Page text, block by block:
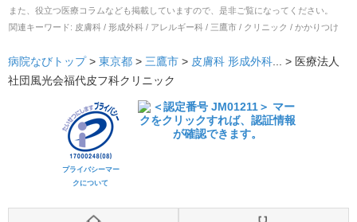
また、役立つ医療コラムなども掲載していますので、是非ご覧になってください。
関連キーワード: 皮膚科 / 形成外科 / アレルギー科 / 三鷹市 / クリニック / かかりつけ
病院なびトップ > 東京都 > 三鷹市 > 皮膚科 形成外科... > 医療法人
社団風光会福代皮フ科クリニック
プライバシーマー
クについて